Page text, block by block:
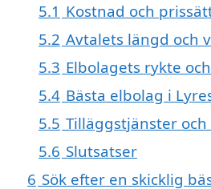
5.1 Kostnad och
5.2 Avtalets längd och
5.3 Elbolagets rykte
5.4 Bästa elbolag i
5.5 Tilläggstjänster
5.6 Slutsatser
6 Sök efter en skicklig